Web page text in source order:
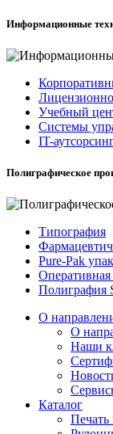
Информационные
Учебный
Системы
IT-
Полиграфическое
Типография
Pure-Pak
Полиграфия
О
О
Наши
Каталог
Печать